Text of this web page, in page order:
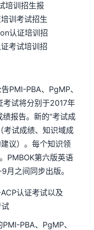
培训招生报
训考试招生
认证培训招
考试培训招
PMI-PBA、PgMP、
考试将分别于2017年
报告。新的“考试成
考试成绩、知识域成
议）。每个知识领
PMBOK第六版英语
月之间同步出版。
PBA、PgMP、